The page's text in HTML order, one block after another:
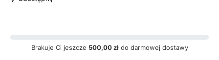
Brakuje Ci jeszcze 500,00 złdo darmowej dostawy